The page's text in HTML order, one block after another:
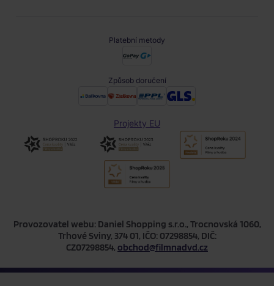
Platební metody
Způsob doručení
Projekty EU
Provozovatel webu: Daniel Shopping s.r.o., Trocnovská 1060,
Trhové Sviny, 374 01, IČO: 07298854, DIČ:
CZ07298854, obchod@filmnadvd.cz